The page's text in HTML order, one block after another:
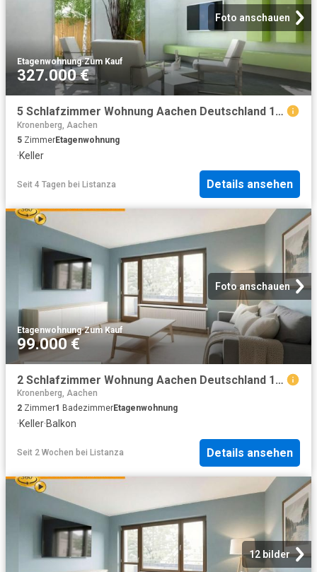
Foto anschauen
Etagenwohnung·Zum Kauf
327.000 €
5 Schlafzimmer Wohnung Aachen Deutschland 104803841
Kronenberg, Aachen
5 ZimmerEtagenwohnung
·Keller
Seit 4 Tagen bei Listanza Details ansehen
Foto anschauen
Etagenwohnung·Zum Kauf
99.000 €
2 Schlafzimmer Wohnung Aachen Deutschland 104472582
Kronenberg, Aachen
2 Zimmer1 BadezimmerEtagenwohnung
·Keller·Balkon
Seit 2 Wochen bei Listanza Details ansehen
12 bilder